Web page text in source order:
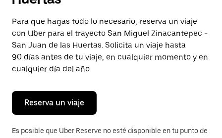
Presiona
la
tecla Esc
para
cerrar
el
calendario.
Para que hagas todo lo necesario, reserva un viaje
con Uber para el trayecto San Miguel Zinacantepec -
San Juan de las Huertas. Solicita un viaje hasta
90 días antes de tu viaje, en cualquier momento y en
cualquier día del año.
Reserva un viaje
Es posible que Uber Reserve no esté disponible en tu punto de